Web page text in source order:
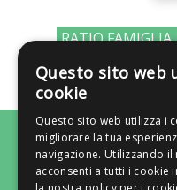
RATIO
CHI SIAMO
RICERCA
Questo sito web
cookie
Questo sito web utilizza i
migliorare la tua
navigazione. Utilizzando
acconsenti a tutti i cookie